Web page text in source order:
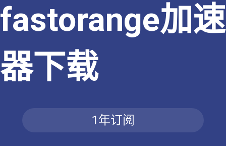
fastorange加速
器下载
1年订阅